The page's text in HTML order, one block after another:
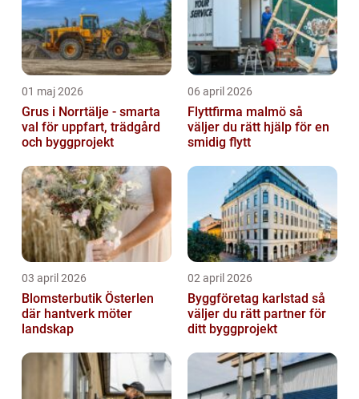
01 maj 2026
Grus i Norrtälje - smarta
val för uppfart, trädgård
och byggprojekt
06 april 2026
Flyttfirma malmö så
väljer du rätt hjälp för en
smidig flytt
03 april 2026
Blomsterbutik Österlen
där hantverk möter
landskap
02 april 2026
Byggföretag karlstad så
väljer du rätt partner för
ditt byggprojekt